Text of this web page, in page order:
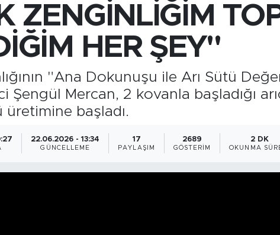
BITCOIN
ZENGİNLİĞİM
HER ŞEY"
"Ana Dokunuşu ile Arı Sütü
Mercan, 2 kovanla başladığı
üretimine başladı.
22.06.2026 - 13:34
GÜNCELLEME
17
PAYLAŞIM
2689
GÖSTERIM
2 DK
OKUNMA